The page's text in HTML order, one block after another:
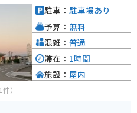
）
駐車： 駐車場あり
予算： 無料
混雑： 普通
滞在： 1時間
施設： 屋内